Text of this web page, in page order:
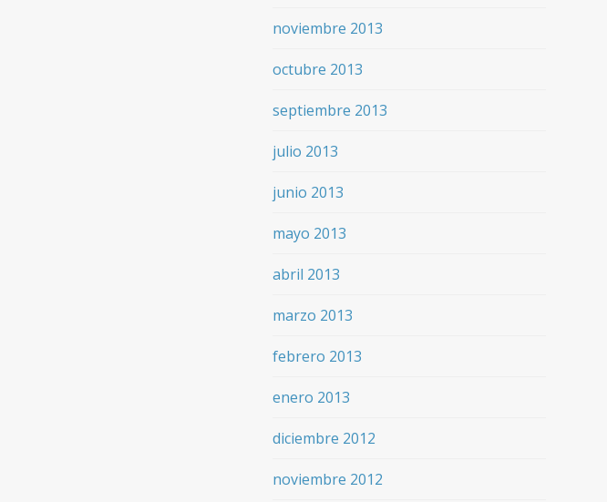
noviembre 2013
octubre 2013
septiembre 2013
julio 2013
junio 2013
mayo 2013
abril 2013
marzo 2013
febrero 2013
enero 2013
diciembre 2012
noviembre 2012